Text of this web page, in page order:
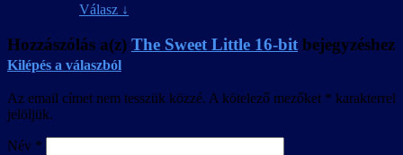
Válasz ↓
Hozzászólás a(z) The Sweet Little 16-bit bejegyzéshez
Kilépés a válaszból
Az email címet nem tesszük közzé. A kötelező mezőket * karakterrel
jelöljük.
Név *